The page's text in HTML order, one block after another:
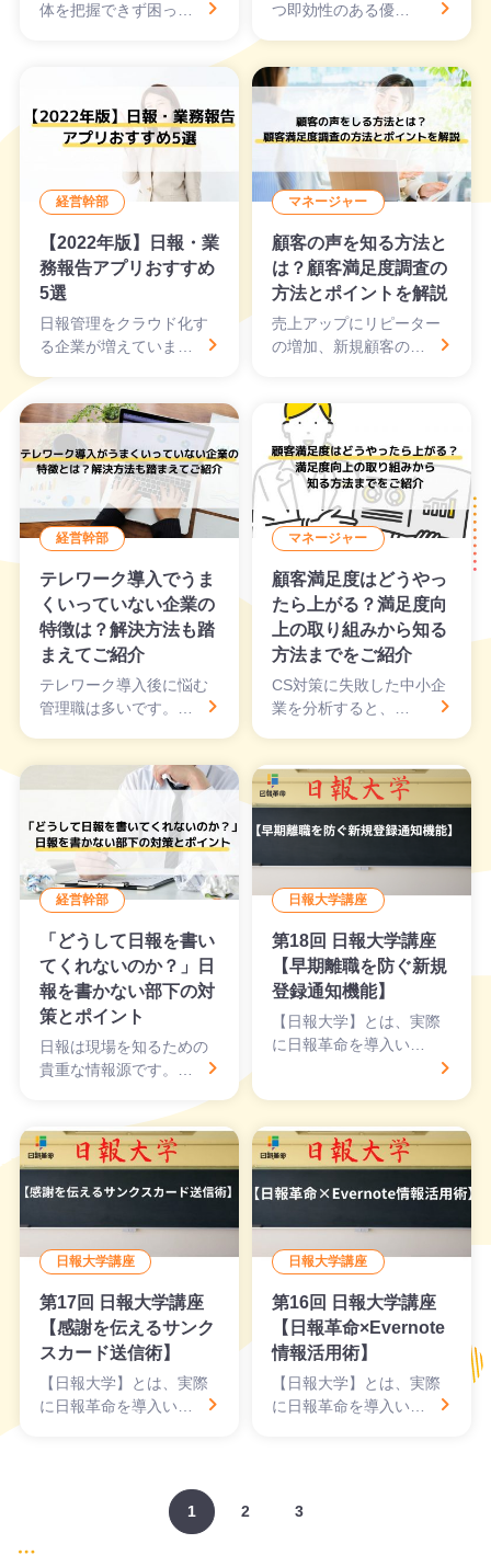
体を把握できず困っ…
つ即効性のある優…
経営幹部
【2022年版】日報・業
務報告アプリおすすめ
5選
日報管理をクラウド化す
る企業が増えていま…
マネージャー
顧客の声を知る方法と
は？顧客満足度調査の
方法とポイントを解説
売上アップにリピーター
の増加、新規顧客の…
経営幹部
テレワーク導入でうま
くいっていない企業の
特徴は？解決方法も踏
まえてご紹介
テレワーク導入後に悩む
管理職は多いです。…
マネージャー
顧客満足度はどうやっ
たら上がる？満足度向
上の取り組みから知る
方法までをご紹介
CS対策に失敗した中小企
業を分析すると、…
経営幹部
「どうして日報を書い
てくれないのか？」日
報を書かない部下の対
策とポイント
日報は現場を知るための
貴重な情報源です。…
日報大学講座
第18回 日報大学講座
【早期離職を防ぐ新規
登録通知機能】
【日報大学】とは、実際
に日報革命を導入い…
日報大学講座
第17回 日報大学講座
【感謝を伝えるサンク
スカード送信術】
【日報大学】とは、実際
に日報革命を導入い…
日報大学講座
第16回 日報大学講座
【日報革命×Evernote
情報活用術】
【日報大学】とは、実際
に日報革命を導入い…
1 2 3